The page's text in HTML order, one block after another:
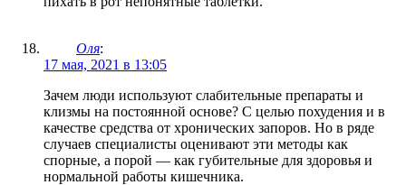
Оля:
17 мая, 2021 в 13:05
Зачем люди используют слабительные препараты и
клизмы на постоянной основе? С целью похудения и в
качестве средства от хронических запоров. Но в ряде
случаев специалисты оценивают эти методы как
спорные, а порой — как губительные для здоровья и
нормальной работы кишечника.